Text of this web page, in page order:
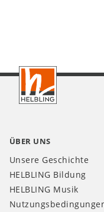
Footer
CH
ÜBER UNS
Unsere Geschichte
HELBLING Bildung
HELBLING Musik